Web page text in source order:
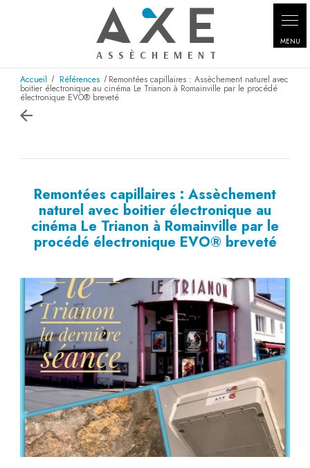
Accueil Références Remontées capillaires : Assèchement naturel avec
boitier électronique au cinéma Le Trianon à Romainville par le procédé
électronique EVO® breveté
Remontées capillaires : Assèchement
naturel avec boitier électronique au
cinéma Le Trianon à Romainville par le
procédé électronique EVO® breveté
Panneau de gestion des cookies